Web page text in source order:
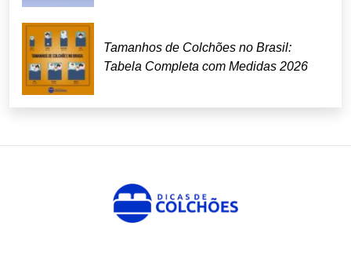
Tamanhos de Colchões no Brasil:
Tabela Completa com Medidas 2026